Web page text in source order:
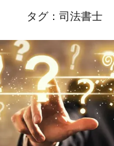
タグ：司法書士